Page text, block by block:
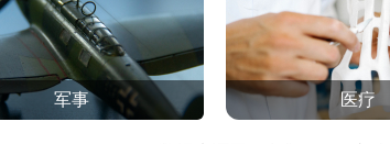
军事 医疗